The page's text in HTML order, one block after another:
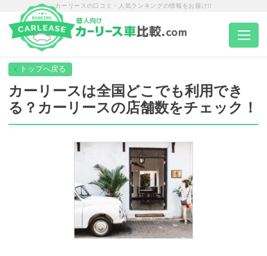
カーリースの口コミ・人気ランキングの情報をお届け!!
トップページ
カーリース一覧
エリア別ランキング
エリア別店舗一覧
車種から選ぶ
カーリースは全国どこでも利用でき
る？カーリースの店舗数をチェック！